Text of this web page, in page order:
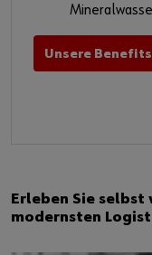
Unsere
Erleben Sie selbst
modernsten